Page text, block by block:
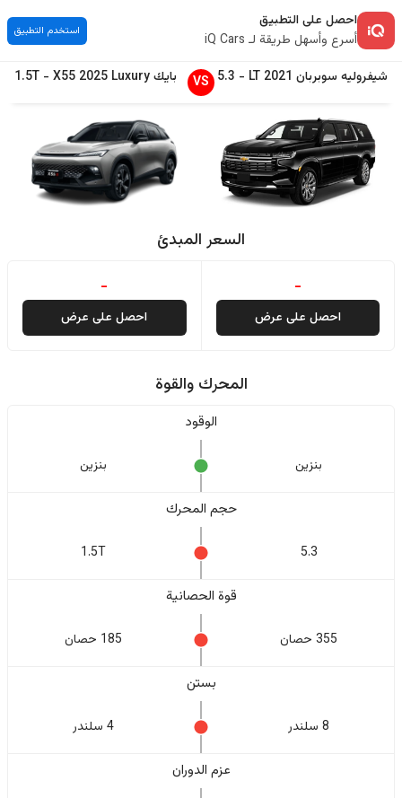
احصل على التطبيق
أسرع وأسهل طريقة لـ iQ Cars
استخدم التطبيق
شيفروليه سوبربان 2021
LT
-
5.3
VS بايك X55 2025 Luxury
-
1.5T
السعر المبدئ
-
احصل على عرض
-
احصل على عرض
المحرك والقوة
الوقود
بنزين بنزين
حجم المحرك
5.3
1.5T
قوة الحصانية
355 حصان 185 حصان
بستن
8 سلندر 4 سلندر
عزم الدوران